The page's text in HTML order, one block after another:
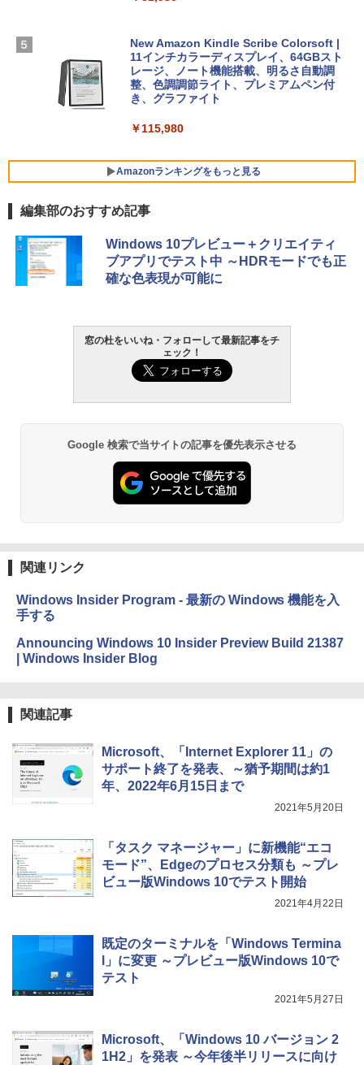
FMV ノートパソコン WE1-K3 (MS 365 P
ersonal/Copilotキー搭載/Win 11/15.6型/
Core i5/16GB/SSD 512GB/ホワイト) FM
VWK3E15W_AZ
￥3,600
New Amazon Kindle Scribe Colorsoft |
11インチカラーディスプレイ、64GBスト
レージ、ノート機能搭載、明るさ自動調
整、色調調節ライト、プレミアムペン付
き、グラファイト
￥115,980
Amazonランキングをもっと見る
編集部のおすすめ記事
Windows 10プレビュー＋クリエイティ
ブアプリでテスト中 ～HDRモードでも正
確な色表現が可能に
窓の杜をいいね・フォローして最新記事をチ
ェック！
Google 検索で当サイトの記事を優先表示させる
関連リンク
Windows Insider Program - 最新の Windows 機能を入
手する
Announcing Windows 10 Insider Preview Build 21387
| Windows Insider Blog
関連記事
Microsoft、「Internet Explorer 11」の
サポート終了を発表、～猶予期間は約1
年、2022年6月15日まで
2021年5月20日
「タスク マネージャー」に新機能“エコ
モード”、Edgeのプロセス分類も ～プレ
ビュー版Windows 10でテスト開始
2021年4月22日
既定のターミナルを「Windows Termina
l」に変更 ～プレビュー版Windows 10で
テスト
2021年5月27日
Microsoft、「Windows 10 バージョン 2
1H2」を発表 ～今年後半リリースに向け